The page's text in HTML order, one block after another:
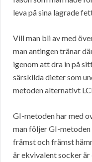
leva på sina lagrade
Vill man bli av med
man antingen tränar
igenom att dra in på
särskilda dieter som
metoden alternativt
GI-metoden har med
man följer GI-
främst och främst
är ekvivalent socker